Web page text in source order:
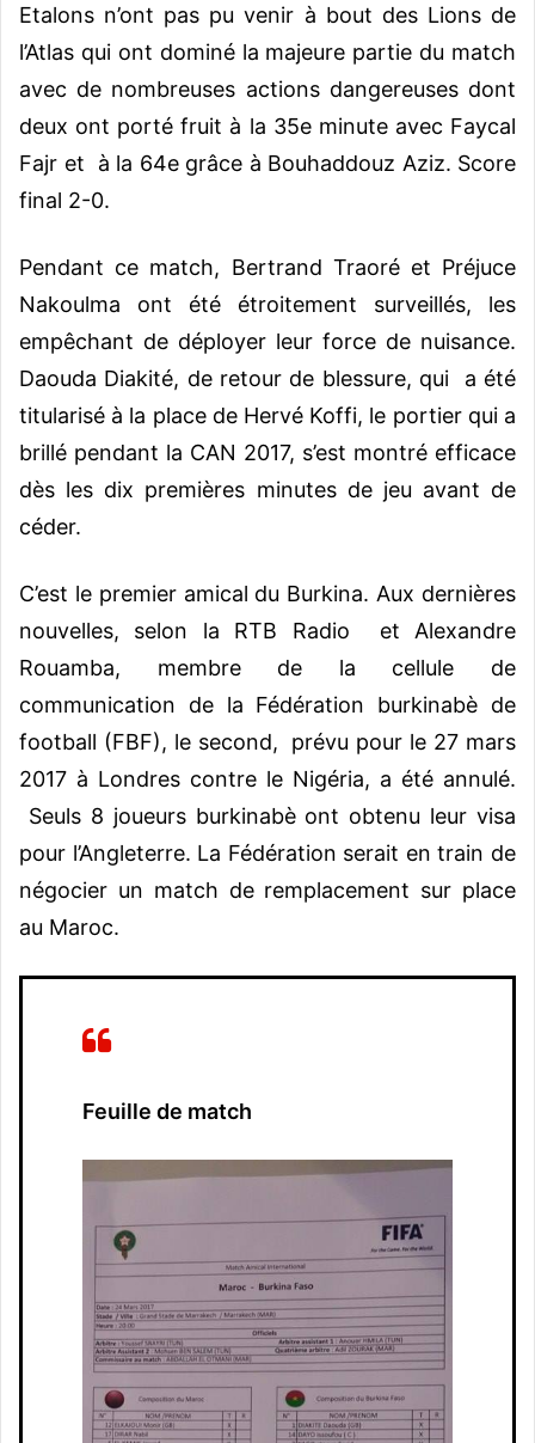
Etalons n’ont pas pu venir à bout des Lions de
l’Atlas qui ont dominé la majeure partie du match
avec de nombreuses actions dangereuses dont
deux ont porté fruit à la 35e minute avec Faycal
Fajr et à la 64e grâce à Bouhaddouz Aziz. Score
final 2-0.
Pendant ce match, Bertrand Traoré et Préjuce
Nakoulma ont été étroitement surveillés, les
empêchant de déployer leur force de nuisance.
Daouda Diakité, de retour de blessure, qui a été
titularisé à la place de Hervé Koffi, le portier qui a
brillé pendant la CAN 2017, s’est montré efficace
dès les dix premières minutes de jeu avant de
céder.
C’est le premier amical du Burkina. Aux dernières
nouvelles, selon la RTB Radio et Alexandre
Rouamba, membre de la cellule de
communication de la Fédération burkinabè de
football (FBF), le second, prévu pour le 27 mars
2017 à Londres contre le Nigéria, a été annulé.
Seuls 8 joueurs burkinabè ont obtenu leur visa
pour l’Angleterre. La Fédération serait en train de
négocier un match de remplacement sur place
au Maroc.
Feuille de match